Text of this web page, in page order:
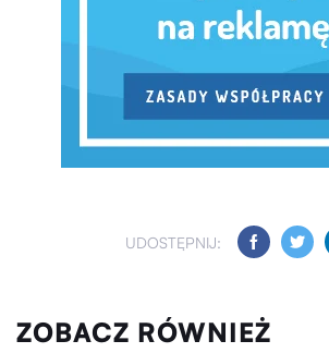
UDOSTĘPNIJ:
ZOBACZ RÓWNIEŻ